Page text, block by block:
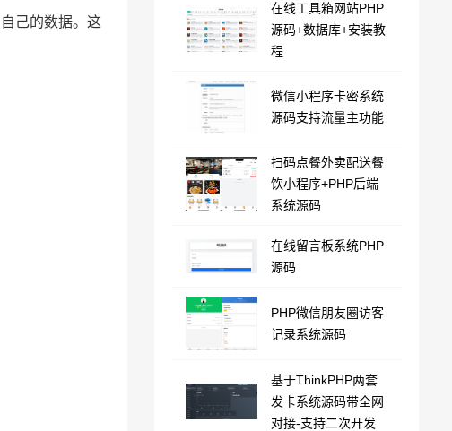
己的数据。这
在线工具箱网站PHP
源码+数据库+安装教
程
微信小程序卡密系统
源码支持流量主功能
扫码点餐外卖配送餐
饮小程序+PHP后端
系统源码
在线留言板系统PHP
源码
PHP微信朋友圈访客
记录系统源码
基于ThinkPHP两套
发卡系统源码带全网
对接-支持二次开发